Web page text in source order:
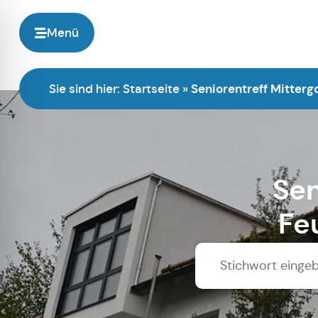
Menü
Sie sind hier: Startseite »Seniorentreff